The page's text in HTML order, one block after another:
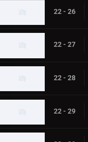
22 - 26
22 - 27
22 - 28
22 - 29